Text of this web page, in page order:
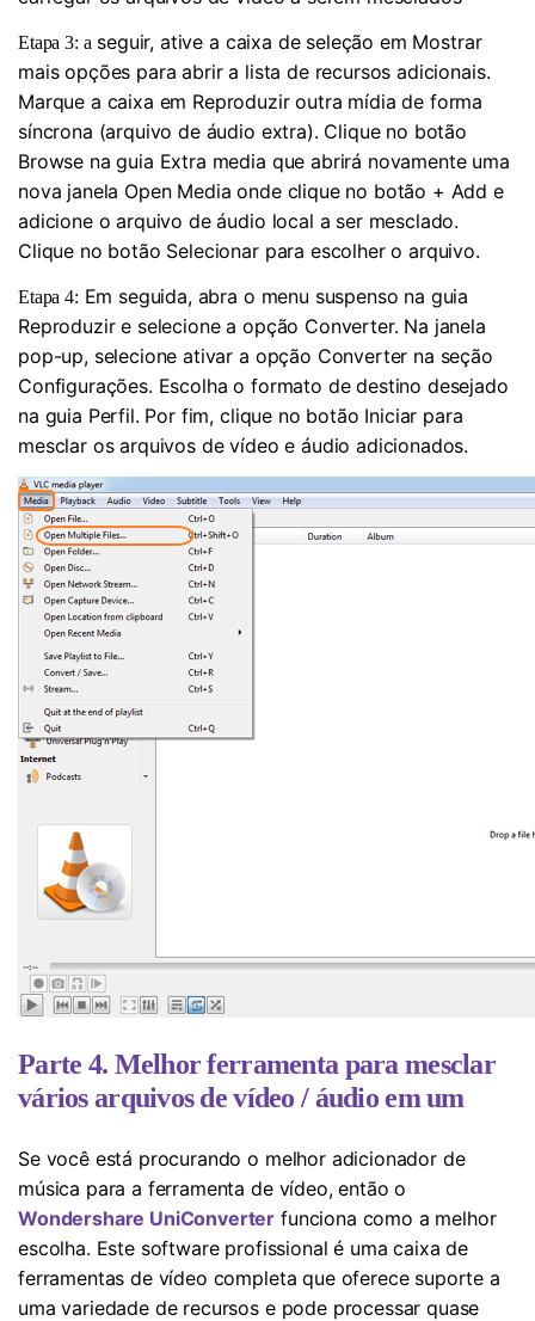
Etapa 3: aseguir, ative a caixa de seleção em Mostrar
mais opções para abrir a lista de recursos adicionais.
Marque a caixa em Reproduzir outra mídia de forma
síncrona (arquivo de áudio extra). Clique no botão
Browse na guia Extra media que abrirá novamente uma
nova janela Open Media onde clique no botão + Add e
adicione o arquivo de áudio local a ser mesclado.
Clique no botão Selecionar para escolher o arquivo.
Etapa 4: Em seguida, abra o menu suspenso na guia
Reproduzir e selecione a opção Converter. Na janela
pop-up, selecione ativar a opção Converter na seção
Configurações. Escolha o formato de destino desejado
na guia Perfil. Por fim, clique no botão Iniciar para
mesclar os arquivos de vídeo e áudio adicionados.
Parte 4. Melhor ferramenta para mesclar
vários arquivos de vídeo / áudio em um
Se você está procurando o melhor adicionador de
música para a ferramenta de vídeo, então o
Wondershare UniConverter funciona como a melhor
escolha. Este software profissional é uma caixa de
ferramentas de vídeo completa que oferece suporte a
uma variedade de recursos e pode processar quase